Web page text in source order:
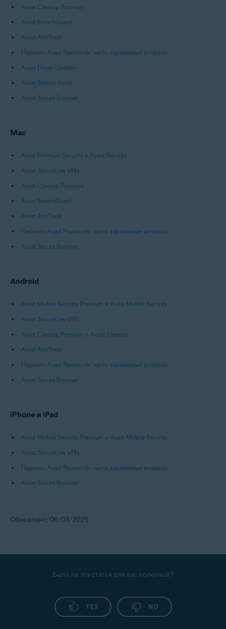
Avast Cleanup Premium
Avast BreachGuard
Avast AntiTrack
Перенос Avast Passwords: часто задаваемые вопросы
Avast Driver Updater
Avast Battery Saver
Avast Secure Browser
Mac
Avast Premium Security и Avast Security
Avast SecureLine VPN
Avast Cleanup Premium
Avast BreachGuard
Avast AntiTrack
Перенос Avast Passwords: часто задаваемые вопросы
Avast Secure Browser
Android
Avast Mobile Security Premium и Avast Mobile Security
Avast SecureLine VPN
Avast Cleanup Premium и Avast Cleanup
Avast AntiTrack
Перенос Avast Passwords: часто задаваемые вопросы
Avast Secure Browser
iPhone и iPad
Avast Mobile Security Premium и Avast Mobile Security
Avast SecureLine VPN
Перенос Avast Passwords: часто задаваемые вопросы
Avast Secure Browser
Обновлено: 06/03/2025
Была ли эта статья для вас полезной?
YES NO